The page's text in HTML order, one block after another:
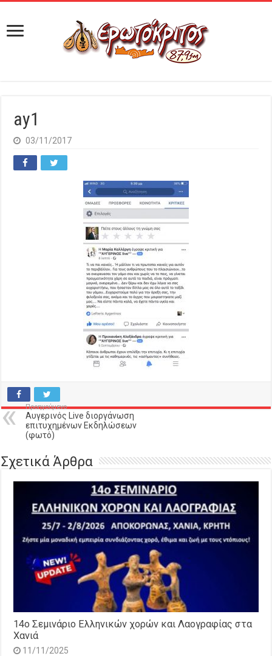
ay1
03/11/2017
Προηγούμενο
Αυγερινός Live διοργάνωση
επιτυχημένων Εκδηλώσεων
(φωτό)
Σχετικά Άρθρα
14o Σεμινάριο Ελληνικών χορών και Λαογραφίας στα
Χανιά
11/11/2025